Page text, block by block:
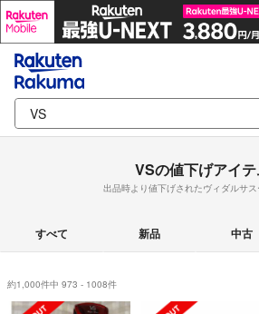
VSの値下げアイ
出品時より値下げされたヴィダルサ
すべて 新品 中古
約1,000件中 973 - 1008件